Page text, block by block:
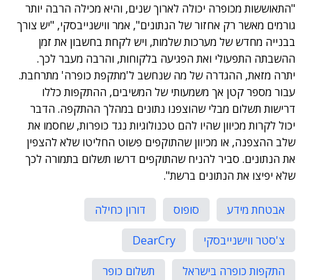
"התאוששות מכופרה יכולה לארוך שנים, והיא מכילה הרבה יותר
גורמים מאשר רק אחזור של הנתונים", אמר ווישנייבסקי, "יש צורך
בבנייה מחדש של מערכות שלמות, ויש לקחת בחשבון את זמן
ההשבתה התפעולי ואת הפגיעה בלקוחות, והרבה מעבר לכך.
יתרה מזאת, ההגדרה של מה שנחשב ל'מתקפת כופרה' מתרחבת.
עבור מספר קטן אך משמעותי של המשיבים, ההתקפות כללו
דרישות תשלום מבלי שהוצפנו נתונים במהלך ההתקפה. הדבר
יכול לקרות מכיוון שהיו להם טכנולוגיות נגד כופרות, שחסמו את
שלב ההצפנה, או מכיוון שהתוקפים פשוט החליטו שלא להצפין
את הנתונים. סביר להניח שהתוקפים דרשו תשלום בתמורה לכך
שלא יפיצו את הנתונים ברשת".
אבטחת מידע סופוס
דורון כחילה
צ'סטר ווישנייבסקי
DearCry
התקפות כופרה בישראל
תשלום כופר